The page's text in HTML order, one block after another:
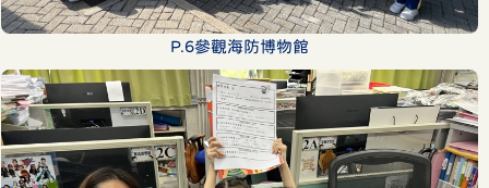
P.6參觀海防博物館